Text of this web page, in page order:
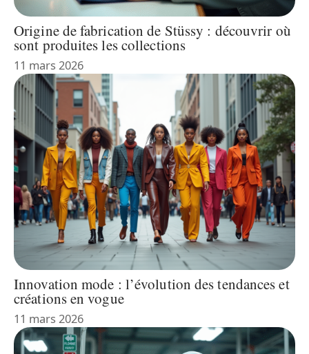
Origine de fabrication de Stüssy : découvrir où
sont produites les collections
11 mars 2026
Innovation mode : l’évolution des tendances et
créations en vogue
11 mars 2026